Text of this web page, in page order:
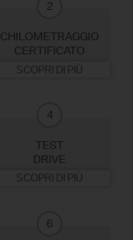
2
CHILOMETRAGGIO
CERTIFICATO
SCOPRI DI PIÙ
4
TEST
DRIVE
SCOPRI DI PIÙ
6